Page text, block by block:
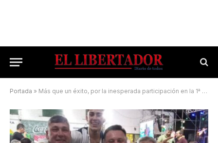
Portada » Más que un éxito, por la inesperada participación en la 1ª Fiesta del Dorado Esquinense